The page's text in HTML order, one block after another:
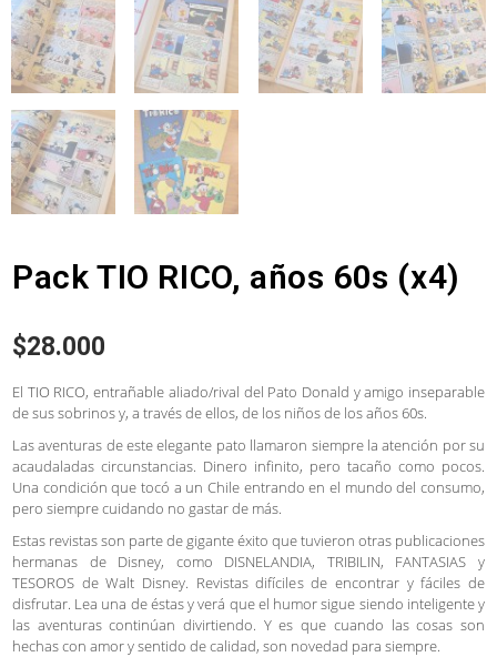
Pack TIO RICO, años 60s (x4)
$28.000
El TIO RICO, entrañable aliado/rival del Pato Donald y amigo inseparable
de sus sobrinos y, a través de ellos, de los niños de los años 60s.
Las aventuras de este elegante pato llamaron siempre la atención por su
acaudaladas circunstancias. Dinero infinito, pero tacaño como pocos.
Una condición que tocó a un Chile entrando en el mundo del consumo,
pero siempre cuidando no gastar de más.
Estas revistas son parte de gigante éxito que tuvieron otras publicaciones
hermanas de Disney, como DISNELANDIA, TRIBILIN, FANTASIAS y
TESOROS de Walt Disney. Revistas difíciles de encontrar y fáciles de
disfrutar. Lea una de éstas y verá que el humor sigue siendo inteligente y
las aventuras continúan divirtiendo. Y es que cuando las cosas son
hechas con amor y sentido de calidad, son novedad para siempre.